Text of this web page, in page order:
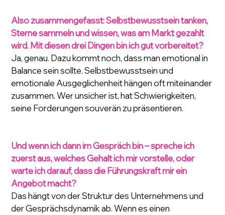
Also zusammengefasst: Selbstbewusstsein tanken,
Sterne sammeln und wissen, was am Markt gezahlt
wird. Mit diesen drei Dingen bin ich gut vorbereitet?
Ja, genau. Dazu kommt noch, dass man emotional in
Balance sein sollte. Selbstbewusstsein und
emotionale Ausgeglichenheit hängen oft miteinander
zusammen. Wer unsicher ist, hat Schwierigkeiten,
seine Forderungen souverän zu präsentieren.
Und wenn ich dann im Gespräch bin – spreche ich
zuerst aus, welches Gehalt ich mir vorstelle, oder
warte ich darauf, dass die Führungskraft mir ein
Angebot macht?
Das hängt von der Struktur des Unternehmens und
der Gesprächsdynamik ab. Wenn es einen